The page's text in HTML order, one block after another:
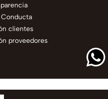
clientes
proveedores